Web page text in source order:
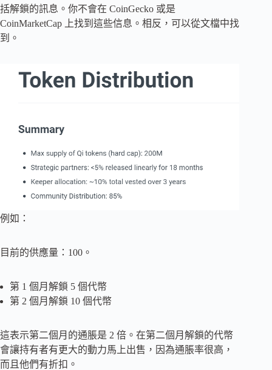
括解鎖的訊息。你不會在 CoinGecko 或是
CoinMarketCap 上找到這些信息。相反，可以從文檔中找
到。
例如：
目前的供應量：100。
第 1 個月解鎖 5 個代幣
第 2 個月解鎖 10 個代幣
這表示第二個月的通脹是 2 倍。在第二個月解鎖的代幣
會讓持有者有更大的動力馬上出售，因為通脹率很高，
而且他們有折扣。